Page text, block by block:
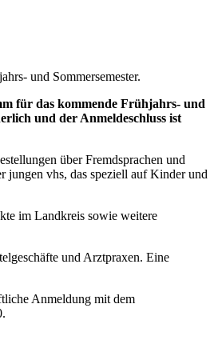
und Sommersemester.
für das kommende Frühjahrs- und
und der Anmeldeschluss ist
über Fremdsprachen und
jungen vhs, das speziell auf Kinder und
im Landkreis sowie weitere
und Arztpraxen. Eine
Anmeldung mit dem